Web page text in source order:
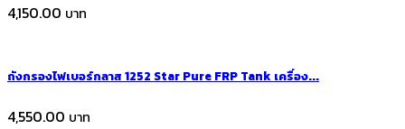
4,150.00
ถังกรองไฟเบอร์กลาส 1252 Star Pure FRP Tank เครื่อง...
4,550.00